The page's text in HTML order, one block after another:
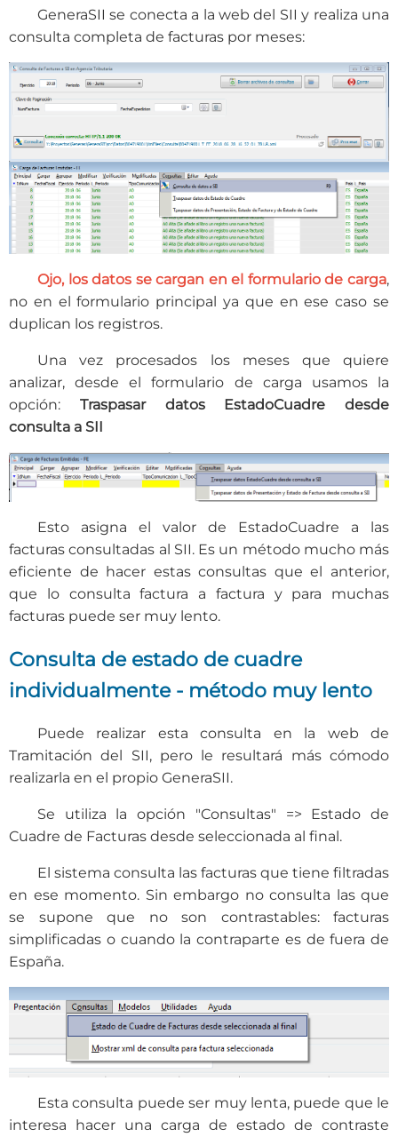
GeneraSII se conecta a la web del SII y realiza una
consulta completa de facturas por meses:
Ojo, los datos se cargan en el formulario de carga,
no en el formulario principal ya que en ese caso se
duplican los registros.
Una vez procesados los meses que quiere
analizar, desde el formulario de carga usamos la
opción: Traspasar datos EstadoCuadre desde
consulta a SII
Esto asigna el valor de EstadoCuadre a las
facturas consultadas al SII. Es un método mucho más
eficiente de hacer estas consultas que el anterior,
que lo consulta factura a factura y para muchas
facturas puede ser muy lento.
Consulta de estado de cuadre
individualmente - método muy lento
Puede realizar esta consulta en la web de
Tramitación del SII, pero le resultará más cómodo
realizarla en el propio GeneraSII.
Se utiliza la opción "Consultas" => Estado de
Cuadre de Facturas desde seleccionada al final.
El sistema consulta las facturas que tiene filtradas
en ese momento. Sin embargo no consulta las que
se supone que no son contrastables: facturas
simplificadas o cuando la contraparte es de fuera de
España.
Esta consulta puede ser muy lenta, puede que le
interesa hacer una carga de estado de contraste